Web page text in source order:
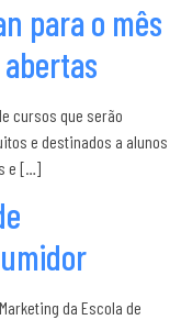
para o mês
cursos que serão
e destinados a alunos
e […]
da Escola de